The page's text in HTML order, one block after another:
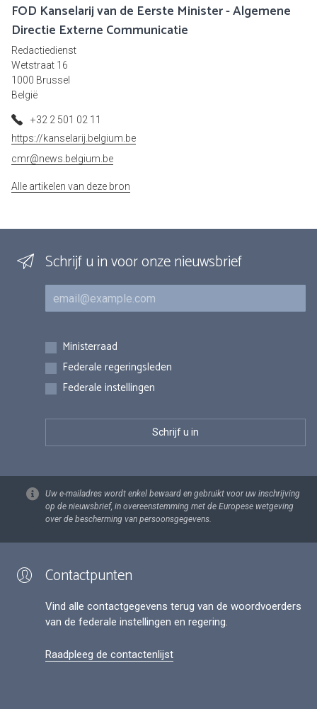
FOD Kanselarij van de Eerste Minister - Algemene
Directie Externe Communicatie
Redactiedienst
Wetstraat 16
1000 Brussel
België
+32 2 501 02 11
https://kanselarij.belgium.be
cmr@news.belgium.be
Alle artikelen van deze bron
Schrijf u in voor onze nieuwsbrief
E-mail
Inschrijvingen
Ministerraad
Federale regeringsleden
Federale instellingen
Uw e-mailadres wordt enkel bewaard en gebruikt voor uw inschrijving
op de nieuwsbrief, in overeenstemming met de Europese wetgeving
over de bescherming van persoonsgegevens.
Contactpunten
Vind alle contactgegevens terug van de woordvoerders
van de federale instellingen en regering.
Raadpleeg de contactenlijst